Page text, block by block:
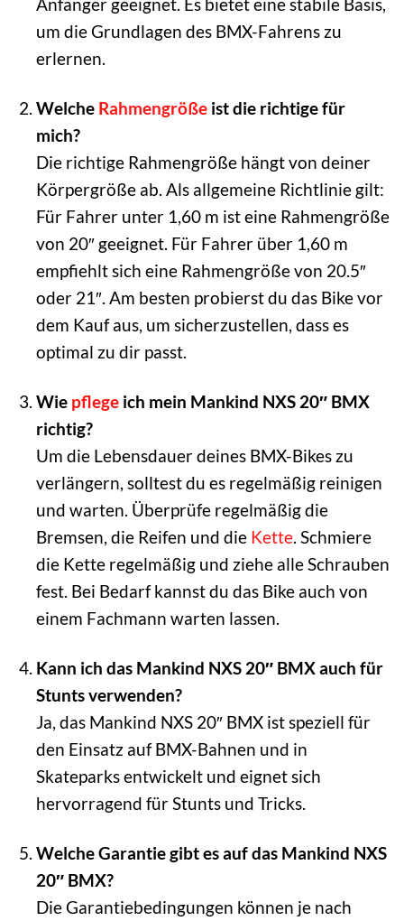
um die Grundlagen des BMX-Fahrens zu
erlernen.
Welche Rahmengrößeist die richtige für
mich?
Die richtige Rahmengröße hängt von deiner
Körpergröße ab. Als allgemeine Richtlinie gilt:
Für Fahrer unter 1,60 m ist eine Rahmengröße
von 20″ geeignet. Für Fahrer über 1,60 m
empfiehlt sich eine Rahmengröße von 20.5″
oder 21″. Am besten probierst du das Bike vor
dem Kauf aus, um sicherzustellen, dass es
optimal zu dir passt.
Wie pflegeich mein Mankind NXS 20″ BMX
richtig?
Um die Lebensdauer deines BMX-Bikes zu
verlängern, solltest du es regelmäßig reinigen
und warten. Überprüfe regelmäßig die
Bremsen, die Reifen und die Kette. Schmiere
die Kette regelmäßig und ziehe alle Schrauben
fest. Bei Bedarf kannst du das Bike auch von
einem Fachmann warten lassen.
Kann ich das Mankind NXS 20″ BMX auch für
Stunts verwenden?
Ja, das Mankind NXS 20″ BMX ist speziell für
den Einsatz auf BMX-Bahnen und in
Skateparks entwickelt und eignet sich
hervorragend für Stunts und Tricks.
Welche Garantie gibt es auf das Mankind NXS
20″ BMX?
Die Garantiebedingungen können je nach